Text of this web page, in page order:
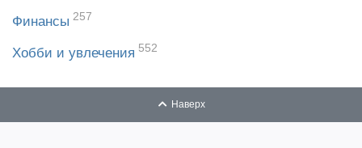
Финансы 257
Хобби и увлечения 552
Наверх